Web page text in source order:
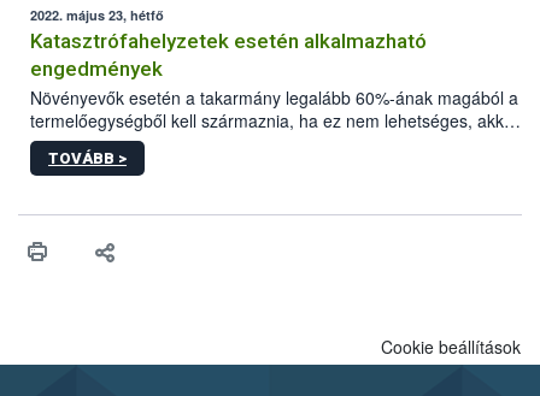
2022. május 23, hétfő
Katasztrófahelyzetek esetén alkalmazható
engedmények
Növényevők esetén a takarmány legalább 60%-ának magából a
termelőegységből kell származnia, ha ez nem lehetséges, akkor
más ökológiai gazdaságokkal együttműködésben kell előállítani.
Az emlősök táplálása során előtérbe kell helyezni az anyatejes
TOVÁBB >
Cookie beállítások